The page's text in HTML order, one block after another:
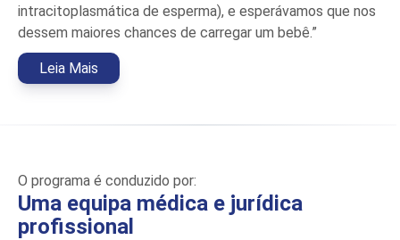
intracitoplasmática de esperma), e esperávamos que nos
dessem maiores chances de carregar um bebê.”
Leia Mais
O programa é conduzido por:
Uma equipa médica e jurídica
profissional